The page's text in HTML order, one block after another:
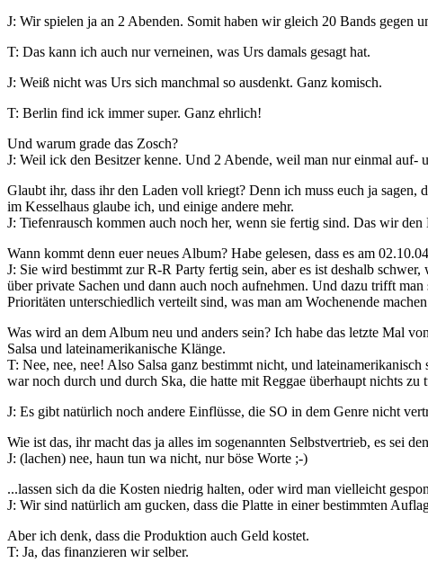
J: Wir spielen ja an 2 Abenden. Somit haben wir gleich 20 Bands gegen
T: Das kann ich auch nur verneinen, was Urs damals gesagt hat.
J: Weiß nicht was Urs sich manchmal so ausdenkt. Ganz komisch.
T: Berlin find ick immer super. Ganz ehrlich!
Und warum grade das Zosch?
J: Weil ick den Besitzer kenne. Und 2 Abende, weil man nur einmal auf-
Glaubt ihr, dass ihr den Laden voll kriegt? Denn ich muss euch ja
im Kesselhaus glaube ich, und einige andere mehr.
J: Tiefenrausch kommen auch noch her, wenn sie fertig sind. Das wir
Wann kommt denn euer neues Album? Habe gelesen, dass es am
J: Sie wird bestimmt zur R-R Party fertig sein, aber es ist deshalb
über private Sachen und dann auch noch aufnehmen. Und dazu trifft
Prioritäten unterschiedlich verteilt sind, was man am Wochenende
Was wird an dem Album neu und anders sein? Ich habe das letzte Mal
Salsa und lateinamerikanische Klänge.
T: Nee, nee, nee! Also Salsa ganz bestimmt nicht, und
war noch durch und durch Ska, die hatte mit Reggae überhaupt nichts
J: Es gibt natürlich noch andere Einflüsse, die SO in dem Genre nicht
Wie ist das, ihr macht das ja alles im sogenannten Selbstvertrieb, es sei
J: (lachen) nee, haun tun wa nicht, nur böse Worte ;-)
...lassen sich da die Kosten niedrig halten, oder wird man vielleicht
J: Wir sind natürlich am gucken, dass die Platte in einer bestimmten
Aber ich denk, dass die Produktion auch Geld kostet.
T: Ja, das finanzieren wir selber.